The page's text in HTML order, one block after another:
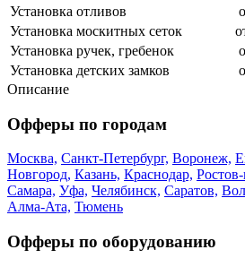
Установка отливов
Установка москитных сеток
Установка ручек, гребенок
Установка детских замков
Описание
Офферы по городам
Москва, Санкт-Петербург, Воронеж,
Новгород, Казань, Краснодар,
Самара, Уфа, Челябинск, Саратов,
Алма-Ата, Тюмень
Офферы по оборудованию